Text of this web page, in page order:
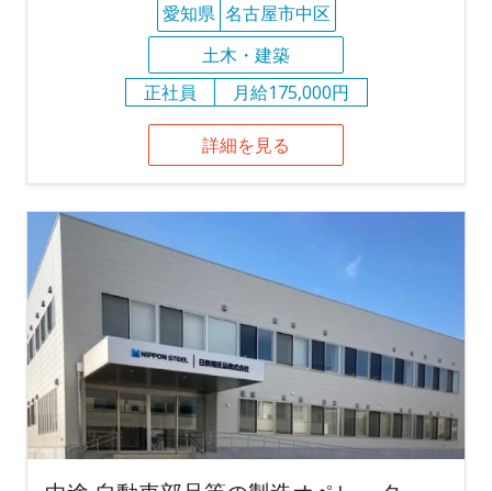
愛知県 名古屋市中区
土木・建築
正社員
月給175,000円
詳細を見る